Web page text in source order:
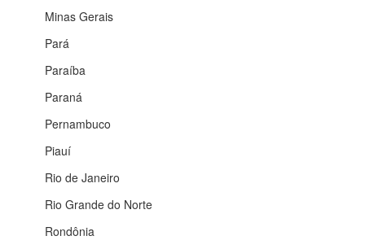
Minas Gerais
Pará
Paraíba
Paraná
Pernambuco
Piauí
Rio de Janeiro
Rio Grande do Norte
Rondônia